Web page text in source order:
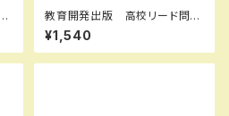
教育開発出版 高校リード問題
集 英語構文 A ，英語構文 B
2026年度版 各科目（選択くだ
さい） 新品完全セット ISBN
¥1,540